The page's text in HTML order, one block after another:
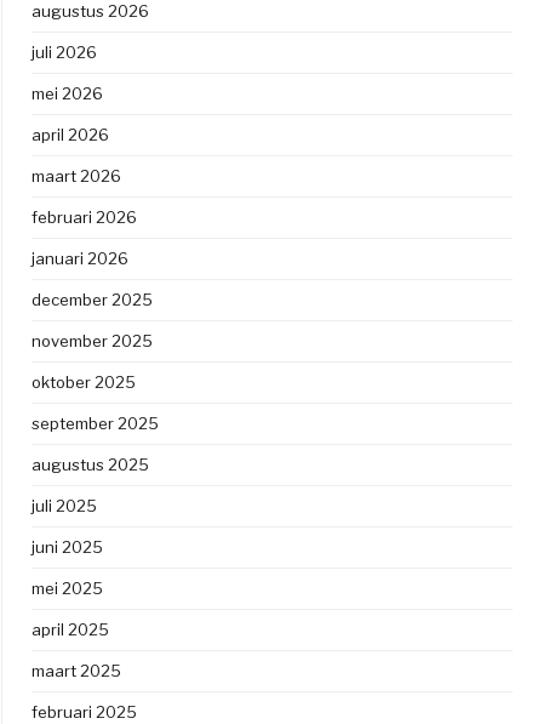
augustus 2026
juli 2026
mei 2026
april 2026
maart 2026
februari 2026
januari 2026
december 2025
november 2025
oktober 2025
september 2025
augustus 2025
juli 2025
juni 2025
mei 2025
april 2025
maart 2025
februari 2025